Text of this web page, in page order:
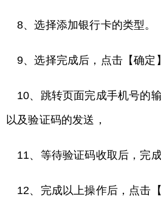
8、选择添加银行卡的类型。
9、选择完成后，点击【确定
10、跳转页面完成手机号的
以及验证码的发送，
11、等待验证码收取后，完
12、完成以上操作后，点击